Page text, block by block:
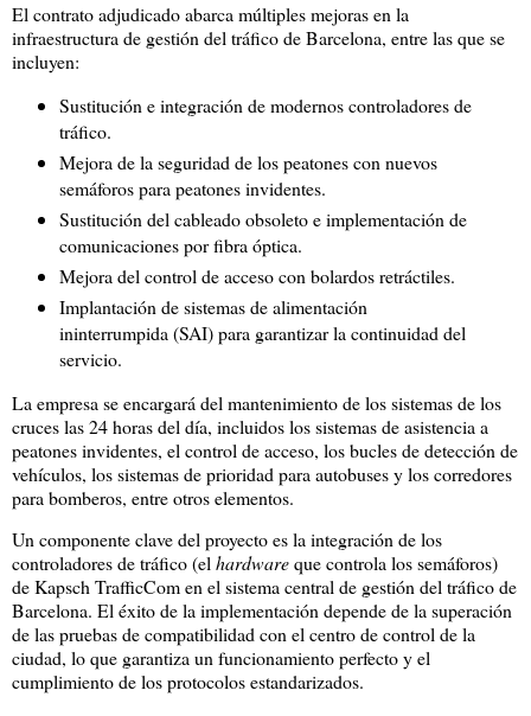
El contrato adjudicado abarca múltiples mejoras en la
infraestructura de gestión del tráfico de Barcelona, entre las que se
incluyen:
Sustitución e integración de modernos controladores de
tráfico.
Mejora de la seguridad de los peatones con nuevos
semáforos para peatones invidentes.
Sustitución del cableado obsoleto e implementación de
comunicaciones por fibra óptica.
Mejora del control de acceso con bolardos retráctiles.
Implantación de sistemas de alimentación
ininterrumpida (SAI) para garantizar la continuidad del
servicio.
La empresa se encargará del mantenimiento de los sistemas de los
cruces las 24 horas del día, incluidos los sistemas de asistencia a
peatones invidentes, el control de acceso, los bucles de detección de
vehículos, los sistemas de prioridad para autobuses y los corredores
para bomberos, entre otros elementos.
Un componente clave del proyecto es la integración de los
controladores de tráfico (elhardwareque controla los semáforos)
de Kapsch TrafficCom en el sistema central de gestión del tráfico de
Barcelona. El éxito de la implementación depende de la superación
de las pruebas de compatibilidad con el centro de control de la
ciudad, lo que garantiza un funcionamiento perfecto y el
cumplimiento de los protocolos estandarizados.